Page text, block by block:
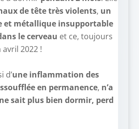
de tête très violents, un
et métallique insupportable
le cerveau et ce, toujours
2022 !
d’une inflammation des
en permanence, n’a
ne sait plus bien dormir, perd